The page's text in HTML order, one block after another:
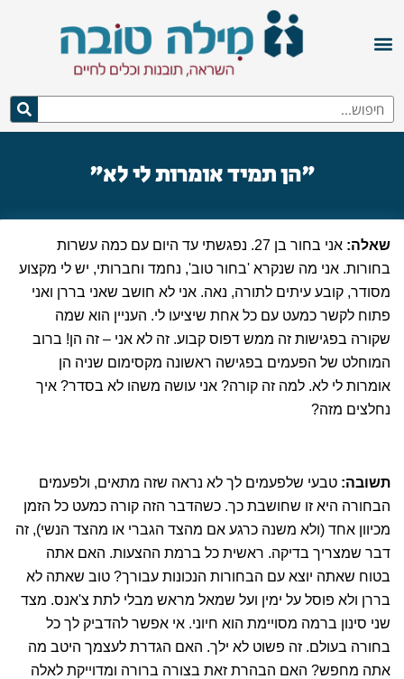
"הן תמיד אומרות לי לא"
שאלה:
אני בחור בן 27. נפגשתי עד היום עם כמה עשרות
בחורות. אני מה שנקרא 'בחור טוב', נחמד וחברותי, יש לי מקצוע
מסודר, קובע עיתים לתורה, נאה. אני לא חושב שאני בררן ואני
פתוח לקשר כמעט עם כל אחת שיציעו לי. העניין הוא שמה
שקורה בפגישות זה ממש דפוס קבוע. זה לא אני – זה הן! ברוב
המוחלט של הפעמים בפגישה ראשונה מקסימום שניה הן
אומרות לי לא. למה זה קורה? אני עושה משהו לא בסדר? איך
נחלצים מזה?
תשובה: טבעי שלפעמים לך לא נראה שזה מתאים, ולפעמים
הבחורה היא זו שחושבת כך. כשהדבר הזה קורה כמעט כל הזמן
מכיוון אחד (ולא משנה כרגע אם מהצד הגברי או מהצד הנשי), זה
דבר שמצריך בדיקה. ראשית כל ברמת ההצעות. האם אתה
בטוח שאתה יוצא עם הבחורות הנכונות עבורך? טוב שאתה לא
בררן ולא פוסל על ימין ועל שמאל מראש מבלי לתת צ'אנס. מצד
שני סינון ברמה מסויימת הוא חיוני. אי אפשר להדביק לך כל
בחורה בעולם. זה פשוט לא ילך. האם הגדרת לעצמך היטב מה
אתה מחפש? האם הבהרת זאת בצורה ברורה ומדוייקת לאלה